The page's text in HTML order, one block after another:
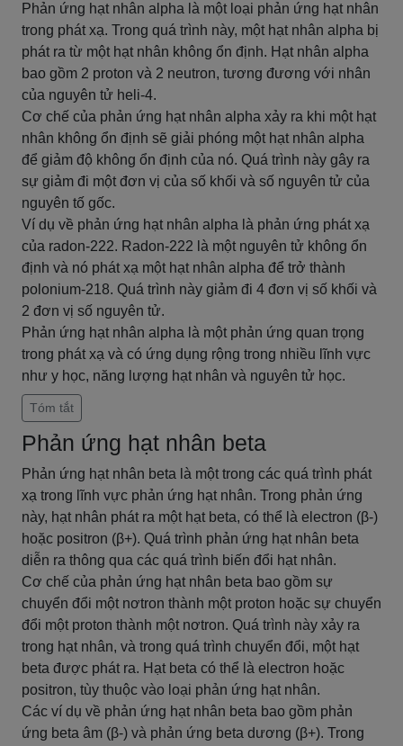
Phản ứng hạt nhân alpha là một loại phản ứng hạt nhân
trong phát xạ. Trong quá trình này, một hạt nhân alpha bị
phát ra từ một hạt nhân không ổn định. Hạt nhân alpha
bao gồm 2 proton và 2 neutron, tương đương với nhân
của nguyên tử heli-4.
Cơ chế của phản ứng hạt nhân alpha xảy ra khi một hạt
nhân không ổn định sẽ giải phóng một hạt nhân alpha
để giảm độ không ổn định của nó. Quá trình này gây ra
sự giảm đi một đơn vị của số khối và số nguyên tử của
nguyên tố gốc.
Ví dụ về phản ứng hạt nhân alpha là phản ứng phát xạ
của radon-222. Radon-222 là một nguyên tử không ổn
định và nó phát xạ một hạt nhân alpha để trở thành
polonium-218. Quá trình này giảm đi 4 đơn vị số khối và
2 đơn vị số nguyên tử.
Phản ứng hạt nhân alpha là một phản ứng quan trọng
trong phát xạ và có ứng dụng rộng trong nhiều lĩnh vực
như y học, năng lượng hạt nhân và nguyên tử học.
Tóm tắt
Phản ứng hạt nhân beta
Phản ứng hạt nhân beta là một trong các quá trình phát
xạ trong lĩnh vực phản ứng hạt nhân. Trong phản ứng
này, hạt nhân phát ra một hạt beta, có thể là electron (β-)
hoặc positron (β+). Quá trình phản ứng hạt nhân beta
diễn ra thông qua các quá trình biến đổi hạt nhân.
Cơ chế của phản ứng hạt nhân beta bao gồm sự
chuyển đổi một nơtron thành một proton hoặc sự chuyển
đổi một proton thành một nơtron. Quá trình này xảy ra
trong hạt nhân, và trong quá trình chuyển đổi, một hạt
beta được phát ra. Hạt beta có thể là electron hoặc
positron, tùy thuộc vào loại phản ứng hạt nhân.
Các ví dụ về phản ứng hạt nhân beta bao gồm phản
ứng beta âm (β-) và phản ứng beta dương (β+). Trong